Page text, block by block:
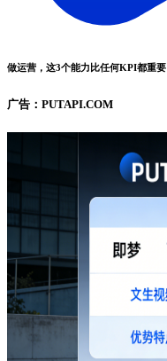
做运营，这3个能力比任何KPI都重要
广告：PUTAPI.COM